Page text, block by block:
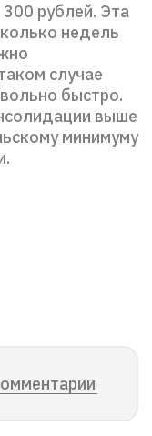
рублей. Эта
недель
случае
быстро.
выше
минимуму